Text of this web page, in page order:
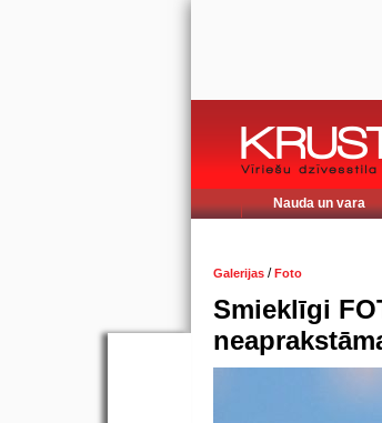
Nauda un vara
Galerijas /Foto
Smieklīgi